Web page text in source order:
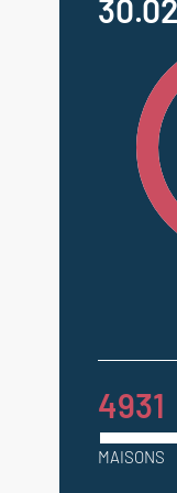
4931
MAISONS